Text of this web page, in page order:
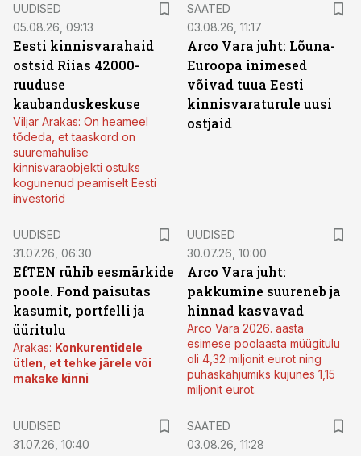
UUDISED
05.08.26, 09:13
Eesti kinnisvarahaid
ostsid Riias 42000-
ruuduse
kaubanduskeskuse
Viljar Arakas: On heameel
tõdeda, et taaskord on
suuremahulise
kinnisvaraobjekti ostuks
kogunenud peamiselt Eesti
investorid
SAATED
03.08.26, 11:17
Arco Vara juht: Lõuna-
Euroopa inimesed
võivad tuua Eesti
kinnisvaraturule uusi
ostjaid
UUDISED
31.07.26, 06:30
EfTEN rühib eesmärkide
poole. Fond paisutas
kasumit, portfelli ja
üüritulu
Arakas: Konkurentidele
ütlen, et tehke järele või
makske kinni
UUDISED
30.07.26, 10:00
Arco Vara juht:
pakkumine suureneb ja
hinnad kasvavad
Arco Vara 2026. aasta
esimese poolaasta müügitulu
oli 4,32 miljonit eurot ning
puhaskahjumiks kujunes 1,15
miljonit eurot.
UUDISED
31.07.26, 10:40
SAATED
03.08.26, 11:28